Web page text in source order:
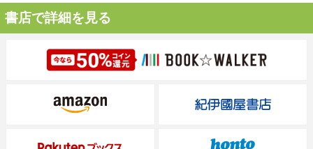
書店で詳細を見る